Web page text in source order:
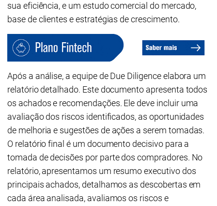
sua eficiência, e um estudo comercial do mercado,
base de clientes e estratégias de crescimento.
Após a análise, a equipe de Due Diligence elabora um
relatório detalhado. Este documento apresenta todos
os achados e recomendações. Ele deve incluir uma
avaliação dos riscos identificados, as oportunidades
de melhoria e sugestões de ações a serem tomadas.
O relatório final é um documento decisivo para a
tomada de decisões por parte dos compradores. No
relatório, apresentamos um resumo executivo dos
principais achados, detalhamos as descobertas em
cada área analisada, avaliamos os riscos e